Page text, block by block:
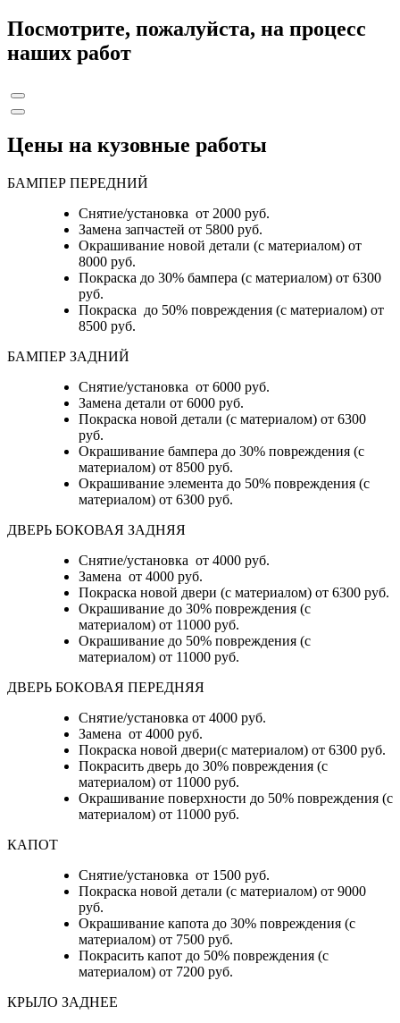
Посмотрите, пожалуйста, на процесс
наших работ
Цены на кузовные работы
БАМПЕР ПЕРЕДНИЙ
Снятие/установка от 2000 руб.
Замена запчастей от 5800 руб.
Окрашивание новой детали (с материалом) от
8000 руб.
Покраска до 30% бампера (с материалом) от 6300
руб.
Покраска до 50% повреждения (с материалом) от
8500 руб.
БАМПЕР ЗАДНИЙ
Снятие/установка от 6000 руб.
Замена детали от 6000 руб.
Покраска новой детали (с материалом) от 6300
руб.
Окрашивание бампера до 30% повреждения (с
материалом) от 8500 руб.
Окрашивание элемента до 50% повреждения (с
материалом) от 6300 руб.
ДВЕРЬ БОКОВАЯ ЗАДНЯЯ
Снятие/установка от 4000 руб.
Замена от 4000 руб.
Покраска новой двери (с материалом) от 6300 руб.
Окрашивание до 30% повреждения (с
материалом) от 11000 руб.
Окрашивание до 50% повреждения (с
материалом) от 11000 руб.
ДВЕРЬ БОКОВАЯ ПЕРЕДНЯЯ
Снятие/установка от 4000 руб.
Замена от 4000 руб.
Покраска новой двери(с материалом) от 6300 руб.
Покрасить дверь до 30% повреждения (с
материалом) от 11000 руб.
Окрашивание поверхности до 50% повреждения (с
материалом) от 11000 руб.
КАПОТ
Снятие/установка от 1500 руб.
Покраска новой детали (с материалом) от 9000
руб.
Окрашивание капота до 30% повреждения (с
материалом) от 7500 руб.
Покрасить капот до 50% повреждения (с
материалом) от 7200 руб.
КРЫЛО ЗАДНЕЕ